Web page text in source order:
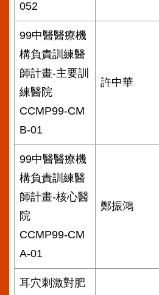
052
99中醫醫療機
構負責訓練醫
師計畫-主要訓
練醫院
CCMP99-CM
B-01
許中華
99中醫醫療機
構負責訓練醫
師計畫-核心醫
院
CCMP99-CM
A-01
鄭振鴻
耳穴刺激對肥